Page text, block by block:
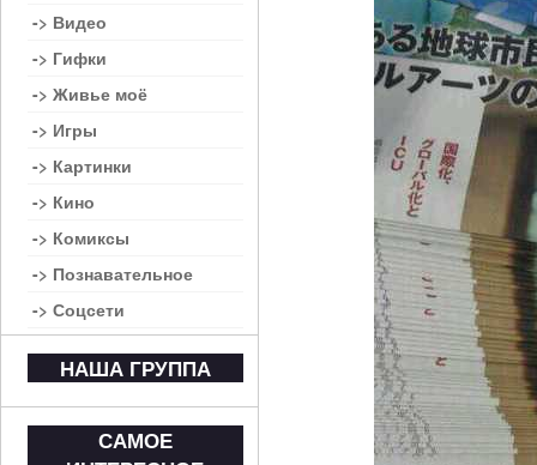
-> Видео
-> Гифки
-> Живье моё
-> Игры
-> Картинки
-> Кино
-> Комиксы
-> Познавательное
-> Соцсети
НАША ГРУППА
САМОЕ